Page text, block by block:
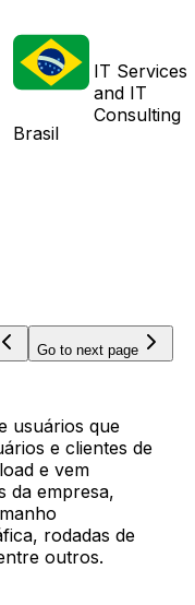
Brasil
IT Services
and IT
Consulting
Go to next page
usuários que
e clientes de
e vem
da empresa,
rodadas de
outros.